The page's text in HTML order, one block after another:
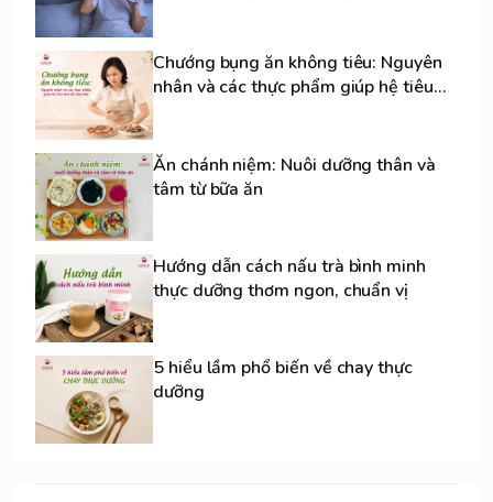
Chướng bụng ăn không tiêu: Nguyên
nhân và các thực phẩm giúp hệ tiêu
Ăn chánh niệm: Nuôi dưỡng thân và
tâm từ bữa ăn
Hướng dẫn cách nấu trà bình minh
thực dưỡng thơm ngon, chuẩn vị
5 hiểu lầm phổ biến về chay thực
dưỡng